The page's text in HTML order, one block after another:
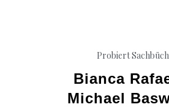
Probiert
Bianca
Michael